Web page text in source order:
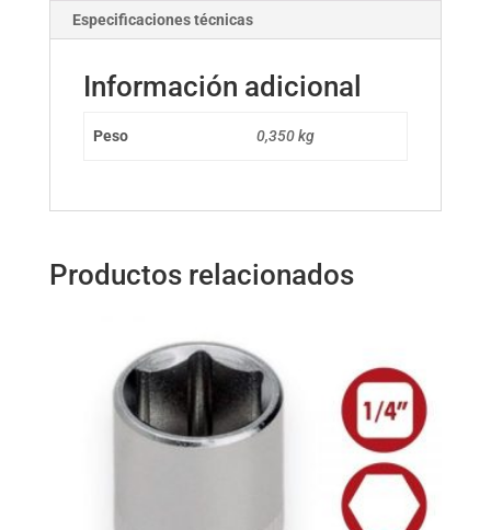
Especificaciones técnicas
Información adicional
Peso 0,350 kg
Productos relacionados